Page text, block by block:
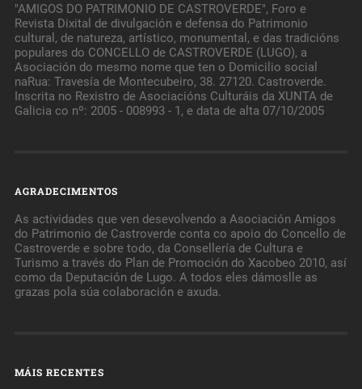
"AMIGOS DO PATRIMONIO DE CASTROVERDE", Foro e
Revista Dixital de divulgación e defensa do Patrimonio
cultural, de natureza, artístico, monumental, e das tradicións
populares do CONCELLO de CASTROVERDE (LUGO), a
Asociación do mesmo nome que ten o Domicilio social
naRua: Travesía de Montecubeiro, 38. 27120. Castroverde.
Inscrita no Rexistro de Asociacións Culturáis da XUNTA de
Galicia co nº: 2005 - 008993 - 1, e data de alta 07/10/2005
AGRADECIMENTOS
As actividades que ven desevolvendo a Asociación Amigos
do Patrimonio de Castroverde conta co apoio do Concello de
Castroverde e sobre todo, da Consellería de Cultura e
Turismo a través do Plan de Promoción do Xacobeo 2010, así
como da Deputación de Lugo. A todos eles dámoslle as
grazas pola súa colaboración e axuda.
MÁIS RECENTES